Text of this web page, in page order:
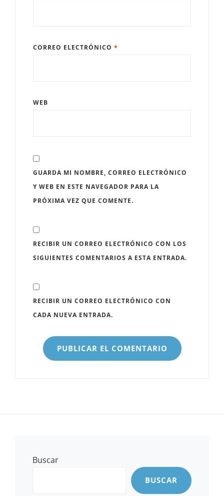
CORREO ELECTRÓNICO *
WEB
GUARDA MI NOMBRE, CORREO ELECTRÓNICO
Y WEB EN ESTE NAVEGADOR PARA LA
PRÓXIMA VEZ QUE COMENTE.
RECIBIR UN CORREO ELECTRÓNICO CON LOS
SIGUIENTES COMENTARIOS A ESTA ENTRADA.
RECIBIR UN CORREO ELECTRÓNICO CON
CADA NUEVA ENTRADA.
Buscar
BUSCAR